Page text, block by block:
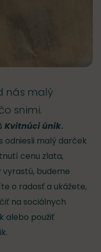
nás malý
snimi.
Kvitnúci únik.
odniesli malý darček
cenu zlata,
budeme
o radosť a ukážete,
na sociálnych
alebo použiť